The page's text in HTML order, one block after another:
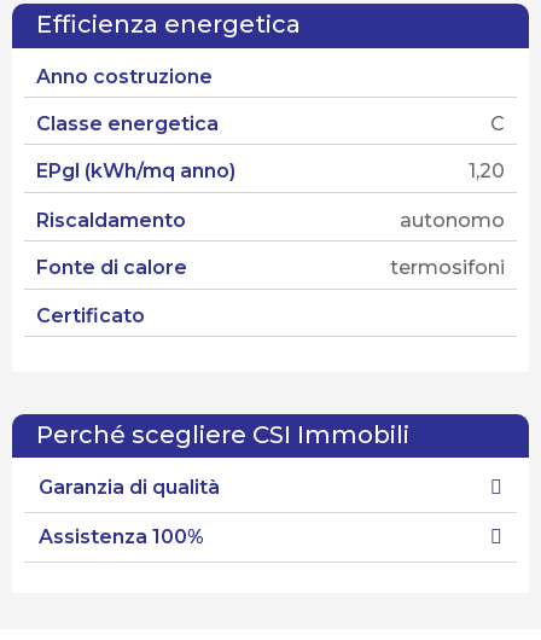
Efficienza energetica
Anno costruzione
Classe energetica C
EPgl (kWh/mq anno) 1,20
Riscaldamento autonomo
Fonte di calore termosifoni
Certificato
Perché scegliere CSI Immobili
Garanzia di qualità
Assistenza 100%